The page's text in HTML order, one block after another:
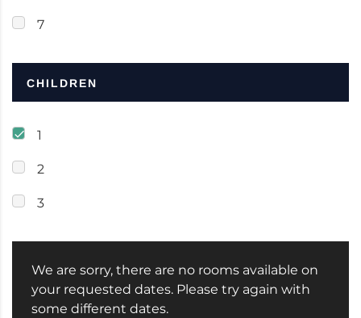
7
CHILDREN
1
2
3
We are sorry, there are no rooms available on
your requested dates. Please try again with
some different dates.